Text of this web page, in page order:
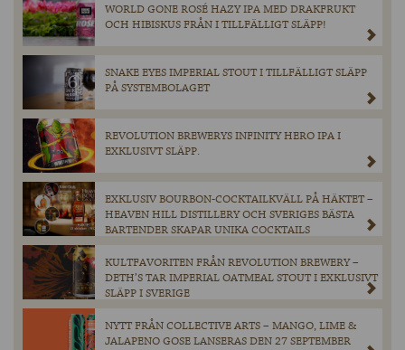
WORLD GONE ROSÉ HAZY IPA MED DRAKFRUKT
OCH HIBISKUS FRÅN I TILLFÄLLIGT SLÄPP!
SNAKE EYES IMPERIAL STOUT I TILLFÄLLIGT SLÄPP
PÅ SYSTEMBOLAGET
REVOLUTION BREWERYS INFINITY HERO IPA I
EXKLUSIVT SLÄPP.
EXKLUSIV BOURBON-COCKTAILKVÄLL PÅ HÄKTET –
HEAVEN HILL DISTILLERY OCH SVERIGES BÄSTA
BARTENDER SKAPAR UNIKA COCKTAILS
KULTFAVORITEN FRÅN REVOLUTION BREWERY –
DETH’S TAR IMPERIAL OATMEAL STOUT I EXKLUSIVT
SLÄPP I SVERIGE
NYTT FRÅN COLLECTIVE ARTS – MANGO, LIME &
JALAPENO GOSE LANSERAS DEN 27 SEPTEMBER